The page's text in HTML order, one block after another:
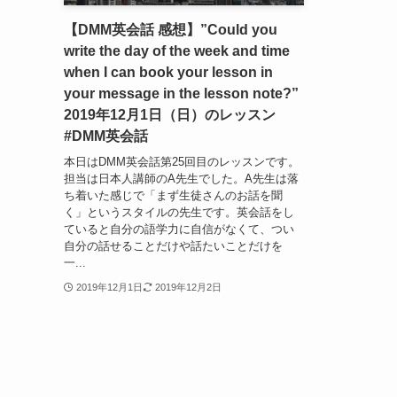
【DMM英会話 感想】”Could you
write the day of the week and time
when I can book your lesson in
your message in the lesson note?”
2019年12月1日（日）のレッスン
#DMM英会話
本日はDMM英会話第25回目のレッスンです。
担当は日本人講師のA先生でした。A先生は落
ち着いた感じで「まず生徒さんのお話を聞
く」というスタイルの先生です。英会話をし
ていると自分の語学力に自信がなくて、つい
自分の話せることだけや話たいことだけを
一...
2019年12月1日 2019年12月2日